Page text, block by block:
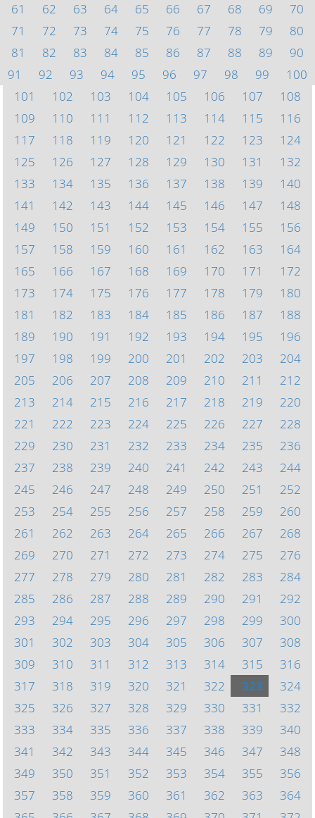
61
62 63 64 65 66 67 68 69
70
71
72 73 74 75 76 77 78 79
80
81
82 83 84 85 86 87 88 89
90
91
92 93 94 95 96 97 98 99
100
101
102 103 104 105 106 107
108
109
110 111 112 113 114 115
116
117
118 119 120 121 122 123
124
125
126 127 128 129 130 131
132
133
134 135 136 137 138 139
140
141
142 143 144 145 146 147
148
149
150 151 152 153 154 155
156
157
158 159 160 161 162 163
164
165
166 167 168 169 170 171
172
173
174 175 176 177 178 179
180
181
182 183 184 185 186 187
188
189
190 191 192 193 194 195
196
197
198 199 200 201 202 203
204
205
206 207 208 209 210 211
212
213
214 215 216 217 218 219
220
221
222 223 224 225 226 227
228
229
230 231 232 233 234 235
236
237
238 239 240 241 242 243
244
245
246 247 248 249 250 251
252
253
254 255 256 257 258 259
260
261
262 263 264 265 266 267
268
269
270 271 272 273 274 275
276
277
278 279 280 281 282 283
284
285
286 287 288 289 290 291
292
293
294 295 296 297 298 299
300
301
302 303 304 305 306 307
308
309
310 311 312 313 314 315
316
317
318 319 320 321 322 323
324
325
326 327 328 329 330 331
332
333
334 335 336 337 338 339
340
341
342 343 344 345 346 347
348
349
350 351 352 353 354 355
356
357
358 359 360 361 362 363
364